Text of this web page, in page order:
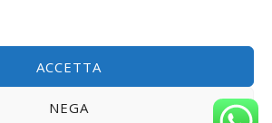
ACCETTA
NEGA
Diseko Group Srls |
|Sito web